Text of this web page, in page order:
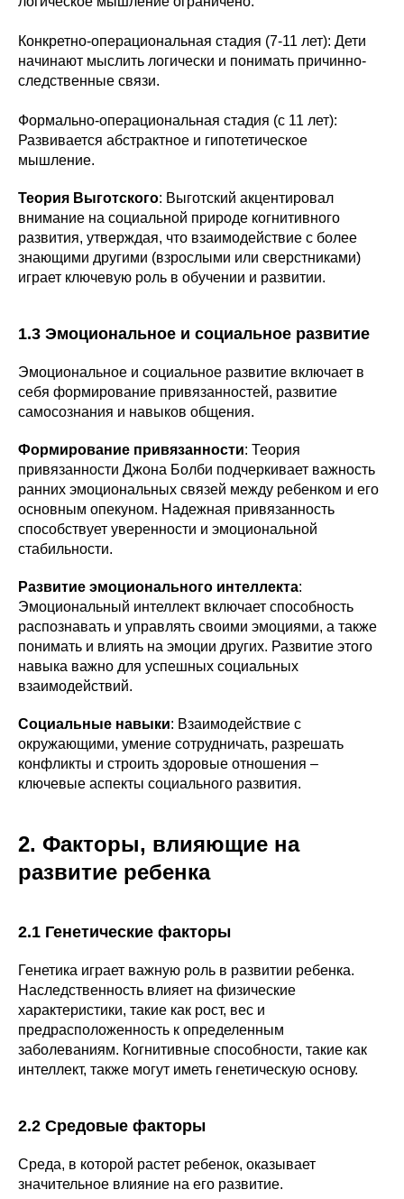
Конкретно-операциональная стадия (7-11 лет): Дети
начинают мыслить логически и понимать причинно-
следственные связи.
Формально-операциональная стадия (с 11 лет):
Развивается абстрактное и гипотетическое
мышление.
Теория Выготского: Выготский акцентировал
внимание на социальной природе когнитивного
развития, утверждая, что взаимодействие с более
знающими другими (взрослыми или сверстниками)
играет ключевую роль в обучении и развитии.
1.3 Эмоциональное и социальное развитие
Эмоциональное и социальное развитие включает в
себя формирование привязанностей, развитие
самосознания и навыков общения.
Формирование привязанности: Теория
привязанности Джона Болби подчеркивает важность
ранних эмоциональных связей между ребенком и его
основным опекуном. Надежная привязанность
способствует уверенности и эмоциональной
стабильности.
Развитие эмоционального интеллекта:
Эмоциональный интеллект включает способность
распознавать и управлять своими эмоциями, а также
понимать и влиять на эмоции других. Развитие этого
навыка важно для успешных социальных
взаимодействий.
Социальные навыки: Взаимодействие с
окружающими, умение сотрудничать, разрешать
конфликты и строить здоровые отношения –
ключевые аспекты социального развития.
2. Факторы, влияющие на
развитие ребенка
2.1 Генетические факторы
Генетика играет важную роль в развитии ребенка.
Наследственность влияет на физические
характеристики, такие как рост, вес и
предрасположенность к определенным
заболеваниям. Когнитивные способности, такие как
интеллект, также могут иметь генетическую основу.
2.2 Средовые факторы
Среда, в которой растет ребенок, оказывает
значительное влияние на его развитие.